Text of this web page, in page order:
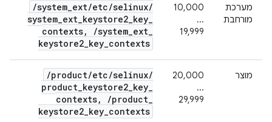
מערכת
מורחבת
‫10,000
...
19,999
/system_ext/etc/selinux/
system_ext_keystore2_key_
contexts, /system_ext_
keystore2_key_contexts
מוצר
‫20,000
...
29,999
/product/etc/selinux/
product_keystore2_key_
contexts, /product_
keystore2_key_contexts